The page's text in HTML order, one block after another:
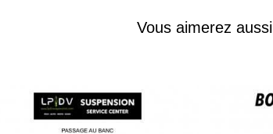
Vous aimerez aussi